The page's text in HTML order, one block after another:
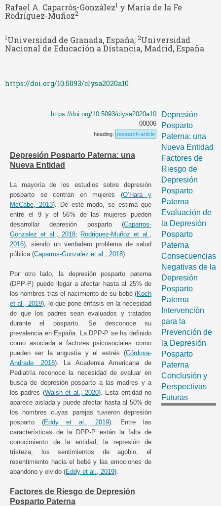
Rafael A. Caparrós-González1 y María de la Fe
Rodríguez-Muñoz2
1Universidad de Granada, España; 2Universidad
Nacional de Educación a Distancia, Madrid, España
https://doi.org/10.5093/clysa2020a10
https://doi.org/10.5093/clysa2020a10
00006
heading: research-article
Depresión Posparto Paterna: una
Nueva Entidad
La mayoría de los estudios sobre depresión
posparto se centran en mujeres (O’Hara y
McCabe, 2013). De este modo, se estima que
entre el 9 y el 56% de las mujeres pueden
desarrollar depresión posparto (Caparros-
Gonzalez et al., 2018; Rodriguez-Muñoz et al.,
2016), siendo un verdadero problema de salud
pública (Caparros-Gonzalez et al., 2018).
Por otro lado, la depresión posparto paterna
(DPP-P) puede llegar a afectar hasta al 25% de
los hombres tras el nacimiento de su bebé (Koch
et al., 2019), lo que pone énfasis en la necesidad
de que los padres sean evaluados y tratados
durante el posparto. Se desconoce su
prevalencia en España. La DPP-P se ha definido
como asociada a factores psicosociales como
pueden ser la angustia y el estrés (Córdova-
Andrade, 2018). La Academia Americana de
Pediatría reconoce la necesidad de evaluar en
busca de depresión posparto a las madres y a
los padres (Walsh et al., 2020). Esta entidad no
aparece aislada y puede afectar hasta al 50% de
los hombres cuyas parejas tuvieron depresión
posparto (Eddy et al., 2019). Entre las
características de la DPP-P están la falta de
conocimiento de la entidad, la represión de
tristeza, los sentimientos de agobio, el
resentimiento hacia el bebé y las emociones de
abandono y olvido (Eddy et al., 2019).
Factores de Riesgo de Depresión
Posparto Paterna
Depresión
Posparto
Paterna: una
Nueva Entidad
Factores de
Riesgo de
Depresión
Posparto
Paterna
Evaluación de
la Depresión
Posparto
Paterna
Consecuencias
Negativas de la
Depresión
Posparto
Paterna
Intervención
para la
Prevención de
la Depresión
Posparto
Paterna
Conclusión y
Perspectivas
Futuras